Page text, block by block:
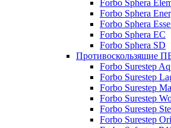
Forbo Sphera
Forbo Sphera
Forbo Sphera
Forbo Sphera EC
Forbo Sphera SD
Противоскользящие
Forbo Surestep
Forbo Surestep
Forbo Surestep
Forbo Surestep
Forbo Surestep
Forbo Surestep